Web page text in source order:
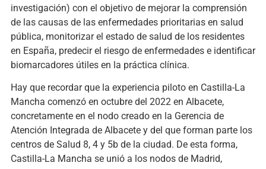
investigación) con el objetivo de mejorar la comprensión
de las causas de las enfermedades prioritarias en salud
pública, monitorizar el estado de salud de los residentes
en España, predecir el riesgo de enfermedades e identificar
biomarcadores útiles en la práctica clínica.
Hay que recordar que la experiencia piloto en Castilla-La
Mancha comenzó en octubre del 2022 en Albacete,
concretamente en el nodo creado en la Gerencia de
Atención Integrada de Albacete y del que forman parte los
centros de Salud 8, 4 y 5b de la ciudad. De esta forma,
Castilla-La Mancha se unió a los nodos de Madrid,